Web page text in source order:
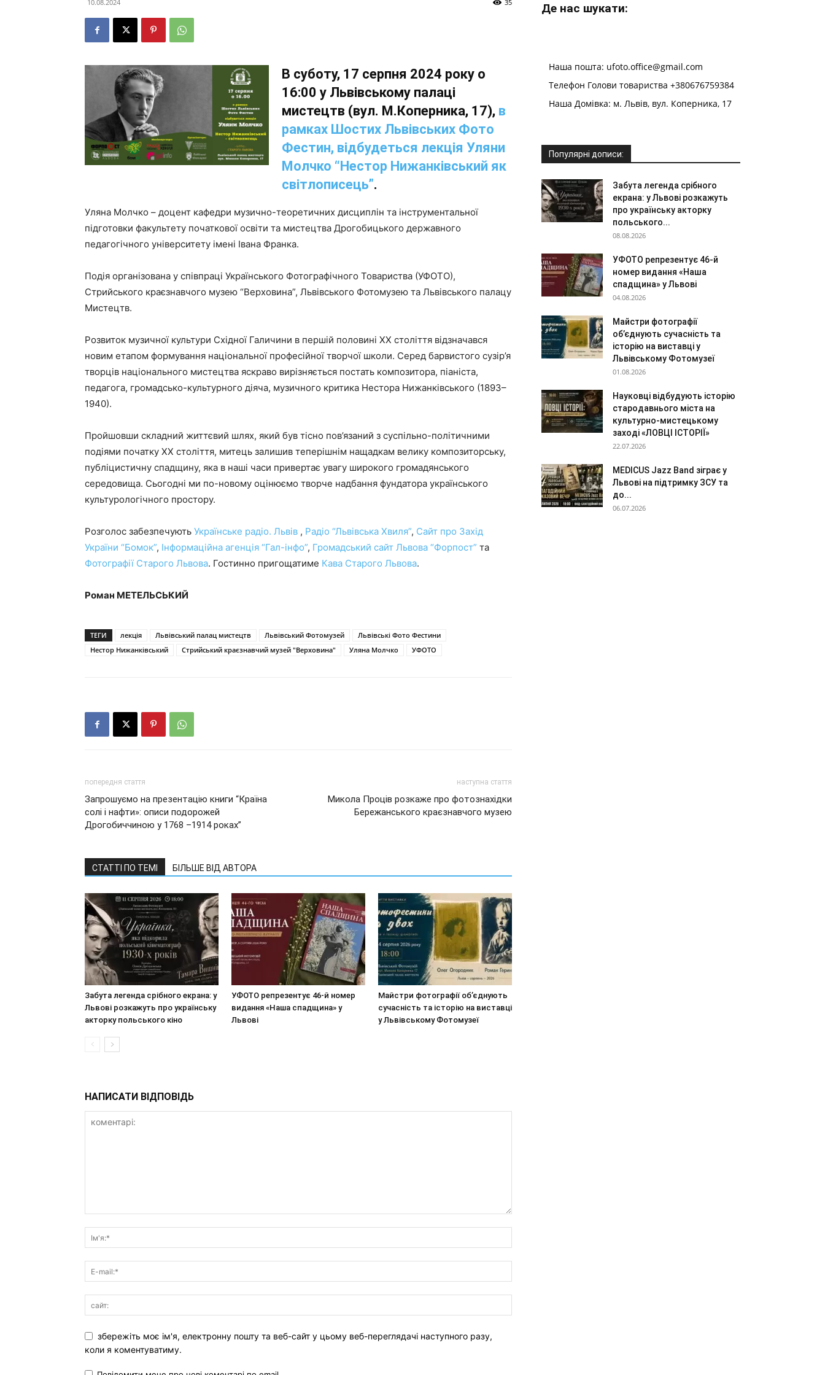
10.08.2024 35
В суботу, 17 серпня 2024 року о
16:00 у Львівському палаці
мистецтв (вул. М.Коперника, 17), в
рамках Шостих Львівських Фото
Фестин, відбудеться лекція Уляни
Молчко “Нестор Нижанківський як
світлописець”.
Уляна Молчко – доцент кафедри музично-теоретичних дисциплін та інструментальної
підготовки факультету початкової освіти та мистецтва Дрогобицького державного
педагогічного університету імені Івана Франка.
Подія організована у співпраці Українського Фотографічного Товариства (УФОТО),
Стрийського краєзнавчого музею “Верховина”, Львівського Фотомузею та Львівського палацу
Мистецтв.
Розвиток музичної культури Східної Галичини в першій половині ХХ століття відзначався
новим етапом формування національної професійної творчої школи. Серед барвистого сузір’я
творців національного мистецтва яскраво вирізняється постать композитора, піаніста,
педагога, громадсько-культурного діяча, музичного критика Нестора Нижанківського (1893–
1940).
Пройшовши складний життєвий шлях, який був тісно пов’язаний з суспільно-політичними
подіями початку ХХ століття, митець залишив теперішнім нащадкам велику композиторську,
публіцистичну спадщину, яка в наші часи привертає увагу широкого громадянського
середовища. Сьогодні ми по-новому оцінюємо творче надбання фундатора українського
культурологічного простору.
Розголос забезпечують Українське радіо. Львів , Радіо “Львівська Хвиля”, Сайт про Захід
України “Бомок”, Інформаційна агенція “Гал-інфо”, Громадський сайт Львова “Форпост” та
Фотографії Старого Львова. Гостинно пригощатиме Кава Старого Львова.
Роман МЕТЕЛЬСЬКИЙ
ТЕГИ лекція Львівський палац мистецтв Львівський Фотомузей
Львівські Фото Фестини
Нестор Нижанківський
Стрийський краєзнавчий музей "Верховина" Уляна Молчко УФОТО
попередня стаття
Запрошуємо на презентацію книги “Країна
солі і нафти»: описи подорожей
Дрогобиччиною у 1768 –1914 роках”
наступна стаття
Микола Проців розкаже про фотознахідки
Бережанського краєзнавчого музею
СТАТТІ ПО ТЕМІ БІЛЬШЕ ВІД АВТОРА
Забута легенда срібного екрана: у
Львові розкажуть про українську
акторку польського кіно
УФОТО репрезентує 46-й номер
видання «Наша спадщина» у
Львові
Майстри фотографії об’єднують
сучасність та історію на виставці
у Львівському Фотомузеї
НАПИСАТИ ВІДПОВІДЬ
збережіть моє ім'я, електронну пошту та веб-сайт у цьому веб-переглядачі наступного разу,
коли я коментуватиму.
Де нас шукати:
Наша пошта: ufoto.office@gmail.com
Телефон Голови товариства +380676759384
Наша Домівка: м. Львів, вул. Коперника, 17
Популярні дописи:
Забута легенда срібного
екрана: у Львові розкажуть
про українську акторку
польського...
08.08.2026
УФОТО репрезентує 46-й
номер видання «Наша
спадщина» у Львові
04.08.2026
Майстри фотографії
об’єднують сучасність та
історію на виставці у
Львівському Фотомузеї
01.08.2026
Науковці відбудують історію
стародавнього міста на
культурно-мистецькому
заході «ЛОВЦІ ІСТОРІЇ»
22.07.2026
MEDICUS Jazz Band зіграє у
Львові на підтримку ЗСУ та
до...
06.07.2026